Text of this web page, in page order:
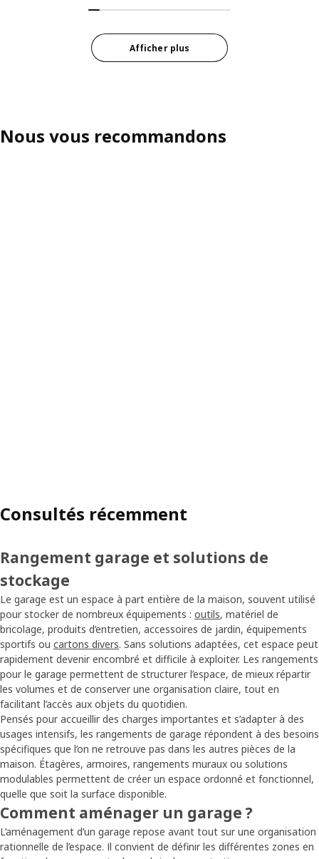
Afficher plus
Nous vous recommandons
Consultés récemment
Rangement garage et solutions de
stockage
Le garage est un espace à part entière de la maison, souvent utilisé
pour stocker de nombreux équipements : outils, matériel de
bricolage, produits d’entretien, accessoires de jardin, équipements
sportifs ou cartons divers. Sans solutions adaptées, cet espace peut
rapidement devenir encombré et difficile à exploiter. Les rangements
pour le garage permettent de structurer l’espace, de mieux répartir
les volumes et de conserver une organisation claire, tout en
facilitant l’accès aux objets du quotidien.
Pensés pour accueillir des charges importantes et s’adapter à des
usages intensifs, les rangements de garage répondent à des besoins
spécifiques que l’on ne retrouve pas dans les autres pièces de la
maison. Étagères, armoires, rangements muraux ou solutions
modulables permettent de créer un espace ordonné et fonctionnel,
quelle que soit la surface disponible.
Comment aménager un garage ?
L’aménagement d’un garage repose avant tout sur une organisation
rationnelle de l’espace. Il convient de définir les différentes zones en